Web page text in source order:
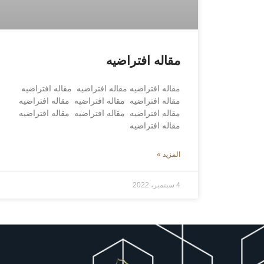
مقاله افتراضيه
مقاله افتراضيه مقاله افتراضيه مقاله افتراضيه
مقاله افتراضيه مقاله افتراضيه مقاله افتراضيه
مقاله افتراضيه مقاله افتراضيه مقاله افتراضيه
مقاله افتراضيه
المزيد »
4 سبتمبر، 2022